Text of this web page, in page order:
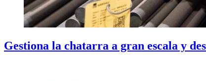
Gestiona la chatarra a gran escala y